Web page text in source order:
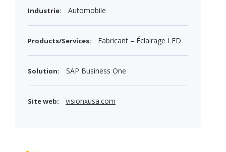
Industrie: Automobile
Products/Services: Fabricant – Éclairage LED
Solution: SAP Business One
Site web: visionxusa.com